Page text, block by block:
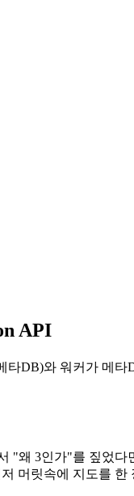
API
타DB)와 워커가
"왜 3인가"를 짚었다
머릿속에 지도를 한